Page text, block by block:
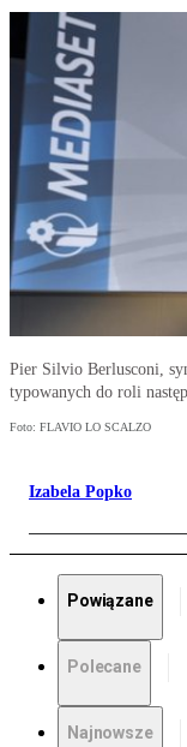
Pier Silvio Berlusconi,
typowanych do roli
Foto: FLAVIO LO SCALZO
Izabela Popko
Powiązane
Polecane
Najnowsze